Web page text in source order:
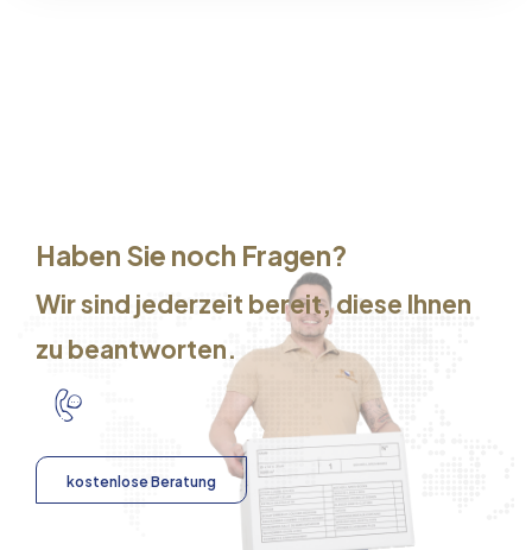
Haben Sie noch Fragen?
Wir sind jederzeit bereit, diese Ihnen
zu beantworten.
kostenlose Beratung